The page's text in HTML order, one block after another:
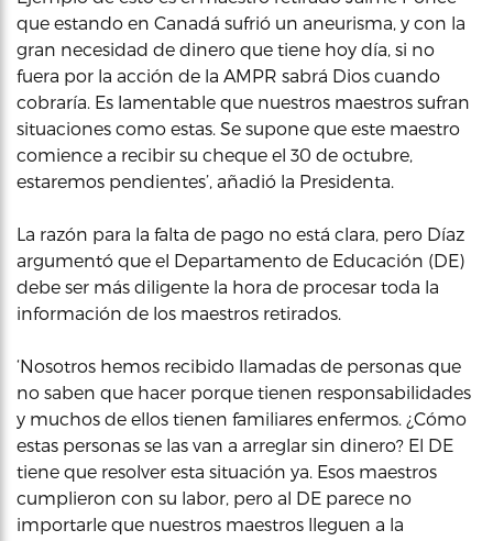
que estando en Canadá sufrió un aneurisma, y con la
gran necesidad de dinero que tiene hoy día, si no
fuera por la acción de la AMPR sabrá Dios cuando
cobraría. Es lamentable que nuestros maestros sufran
situaciones como estas. Se supone que este maestro
comience a recibir su cheque el 30 de octubre,
estaremos pendientes’, añadió la Presidenta.
La razón para la falta de pago no está clara, pero Díaz
argumentó que el Departamento de Educación (DE)
debe ser más diligente la hora de procesar toda la
información de los maestros retirados.
‘Nosotros hemos recibido llamadas de personas que
no saben que hacer porque tienen responsabilidades
y muchos de ellos tienen familiares enfermos. ¿Cómo
estas personas se las van a arreglar sin dinero? El DE
tiene que resolver esta situación ya. Esos maestros
cumplieron con su labor, pero al DE parece no
importarle que nuestros maestros lleguen a la